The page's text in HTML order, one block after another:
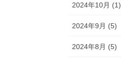
2024年10月 (1)
2024年9月 (5)
2024年8月 (5)